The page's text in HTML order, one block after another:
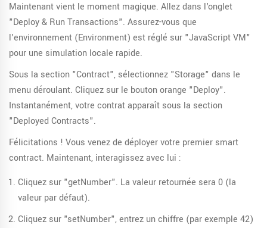
Maintenant vient le moment magique. Allez dans l'onglet
"Deploy & Run Transactions". Assurez-vous que
l'environnement (Environment) est réglé sur "JavaScript VM"
pour une simulation locale rapide.
Sous la section "Contract", sélectionnez "Storage" dans le
menu déroulant. Cliquez sur le bouton orange "Deploy".
Instantanément, votre contrat apparaît sous la section
"Deployed Contracts".
Félicitations ! Vous venez de déployer votre premier smart
contract. Maintenant, interagissez avec lui :
Cliquez sur "getNumber". La valeur retournée sera 0 (la
valeur par défaut).
Cliquez sur "setNumber", entrez un chiffre (par exemple 42)